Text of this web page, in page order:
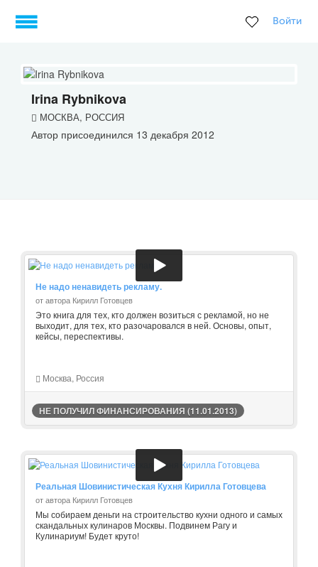
Войти
Irina Rybnikova
МОСКВА, РОССИЯ
Автор присоединился 13 декабря 2012
Не надо ненавидеть рекламу.
от автора Кирилл Готовцев
Это книга для тех, кто должен возиться с рекламой, но не
выходит, для тех, кто разочаровался в ней. Основы, опыт,
кейсы, переспективы.
Москва, Россия
НЕ ПОЛУЧИЛ ФИНАНСИРОВАНИЯ (11.01.2013)
Реальная Шовинистическая Кухня Кирилла Готовцева
от автора Кирилл Готовцев
Мы собираем деньги на строительство кухни одного и самых
скандальных кулинаров Москвы. Подвинем Рагу и
Кулинариум! Будет круто!